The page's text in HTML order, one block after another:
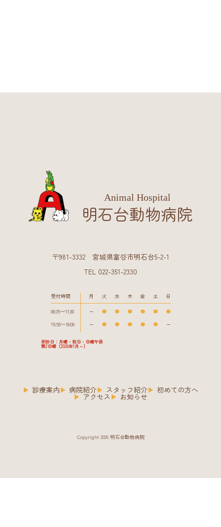
Animal Hospital
明石台動物病院
〒981-3332 宮城県富谷市明石台5-2-1
TEL 022-351-2330
受付時間 月 火 水 木 金 土 日
08:35〜11:30 ー ● ● ● ● ●
●
15:50〜18:00
ー ● ● ● ● ● ー
休診日：月曜・祝日・日曜午後
第2日曜（2026年1月～）
診療案内 病院紹介 スタッフ紹介 初めての方へ
アクセス お知らせ
Copyright 2026 明石台動物病院